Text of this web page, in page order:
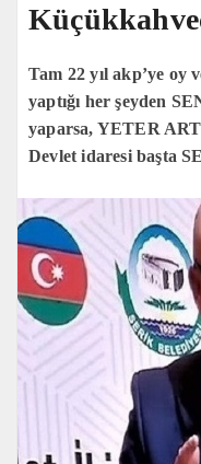
Tam 22 yıl akp’ye
yaptığı her şeyden
yaparsa, YETER
Devlet idaresi başta